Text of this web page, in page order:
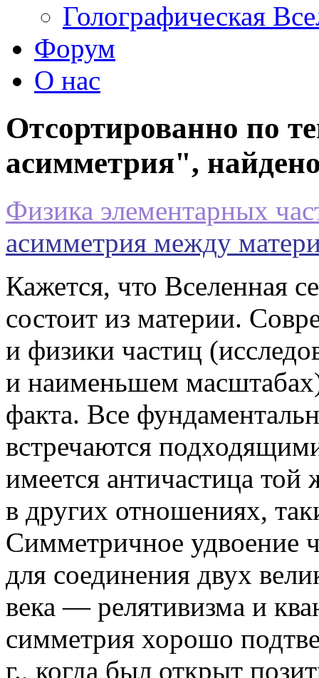
Голографическая
Форум
О нас
Отсортированно по
асимметрия",
Физика элементарных
асимметрия между
Кажется, что Вселенная
состоит из материи.
и физики частиц
и наименьшем
факта. Все
встречаются
имеется античастица
в других отношениях,
Симметричное удвоение
для соединения двух
века — релятивизма и
симметрия хорошо
г., когда был открыт